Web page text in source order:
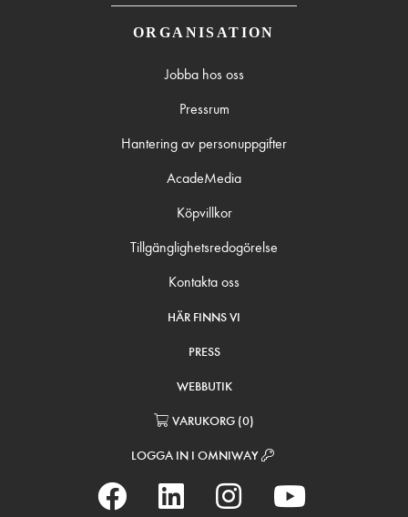
ORGANISATION
Jobba hos oss
Pressrum
Hantering av personuppgifter
AcadeMedia
Köpvillkor
Tillgänglighetsredogörelse
Kontakta oss
HÄR FINNS VI
PRESS
WEBBUTIK
VARUKORG (0)
LOGGA IN I OMNIWAY